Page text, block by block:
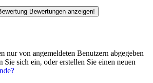
Anwendungszweck in eigener Verantwortung zu
Bewertungen anzeigen!
nur von angemeldeten Benutzern abgegeben
Sie sich ein, oder erstellen Sie einen neuen